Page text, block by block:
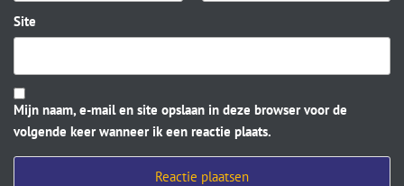
Site
Mijn naam, e-mail en site opslaan in deze browser voor de
volgende keer wanneer ik een reactie plaats.